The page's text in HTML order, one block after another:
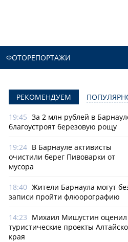
ФОТОРЕПОРТАЖИ
РЕКОМЕНДУЕМ
19:45 За 2 млн рублей в
благоустроят березовую рощу
19:24 В Барнауле активисты
очистили берег Пивоварки от
мусора
18:40 Жители Барнаула могут
записи пройти флюорографию
14:23 Михаил Мишустин оценил
туристические проекты
края